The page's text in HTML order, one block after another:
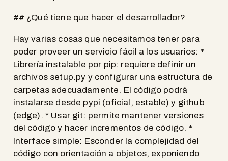
## ¿Qué tiene que hacer el desarrollador?
Hay varias cosas que necesitamos tener para
poder proveer un servicio fácil a los usuarios: *
Librería instalable por pip: requiere definir un
archivos setup.py y configurar una estructura de
carpetas adecuadamente. El código podrá
instalarse desde pypi (oficial, estable) y github
(edge). * Usar git: permite mantener versiones
del código y hacer incrementos de código. *
Interface simple: Esconder la complejidad del
código con orientación a objetos, exponiendo